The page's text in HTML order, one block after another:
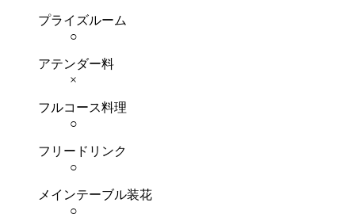
プライズルーム
○
アテンダー料
×
フルコース料理
○
フリードリンク
○
メインテーブル装花
○